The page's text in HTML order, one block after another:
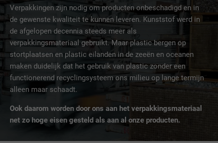
Verpakkingen zijn nodig om producten onbeschadigd en in
de gewenste kwaliteit te kunnen leveren. Kunststof werd in
de afgelopen decennia steeds meer als
verpakkingsmateriaal gebruikt. Maar plastic bergen op
stortplaatsen en plastic eilanden in de zeeën en oceanen
maken duidelijk dat het gebruik van plastic zonder een
functionerend recyclingsysteem ons milieu op lange termijn
alleen maar schaadt.
Ook daarom worden door ons aan het verpakkingsmateriaal
net zo hoge eisen gesteld als aan al onze producten.
bevat.
NAAM bcookie
AANBIEDER LinkedIn
VERVALTIJD 2 jaar
Gebruikt door de socialnetworking-dienst
LinkedIn voor het volgen van het gebruik
van ingebedde diensten.